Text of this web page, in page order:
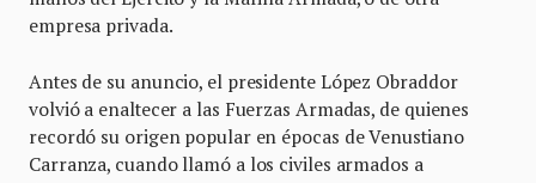
empresa privada.
Antes de su anuncio, el presidente López Obraddor
volvió a enaltecer a las Fuerzas Armadas, de quienes
recordó su origen popular en épocas de Venustiano
Carranza, cuando llamó a los civiles armados a